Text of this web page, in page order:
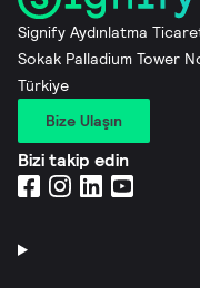
Signify Aydınlatma
Sokak Palladium Tower
Türkiye
Bize Ulaşın
Bizi takip edin